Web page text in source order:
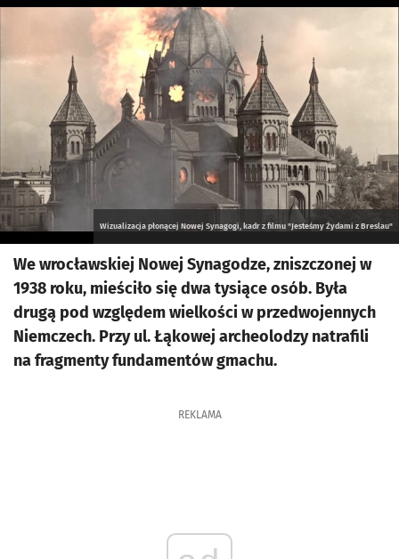
Kliknij, aby powiększyć
Wizualizacja płonącej Nowej Synagogi, kadr z filmu "Jesteśmy Żydami z Breslau"
We wrocławskiej Nowej Synagodze, zniszczonej w
1938 roku, mieściło się dwa tysiące osób. Była
drugą pod względem wielkości w przedwojennych
Niemczech. Przy ul. Łąkowej archeolodzy natrafili
na fragmenty fundamentów gmachu.
REKLAMA